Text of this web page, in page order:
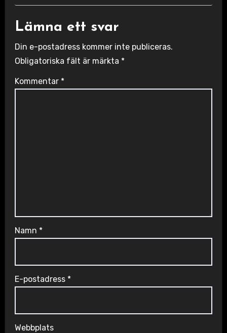
Lämna ett svar
Din e-postadress kommer inte publiceras.
Obligatoriska fält är märkta *
Kommentar *
Namn *
E-postadress *
Webbplats